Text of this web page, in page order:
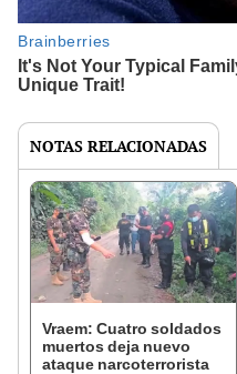
NOTAS RELACIONADAS
Vraem: Cuatro soldados
muertos deja nuevo
ataque narcoterrorista